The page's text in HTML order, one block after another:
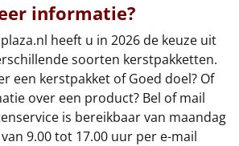
informatie?
heeft u in 2026 de keuze uit
soorten kerstpakketten.
een kerstpakket of Goed doel? Of
over een product? Bel of mail
is bereikbaar van maandag
9.00 tot 17.00 uur per e-mail